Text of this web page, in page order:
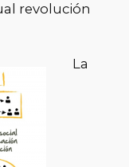
revolución
La